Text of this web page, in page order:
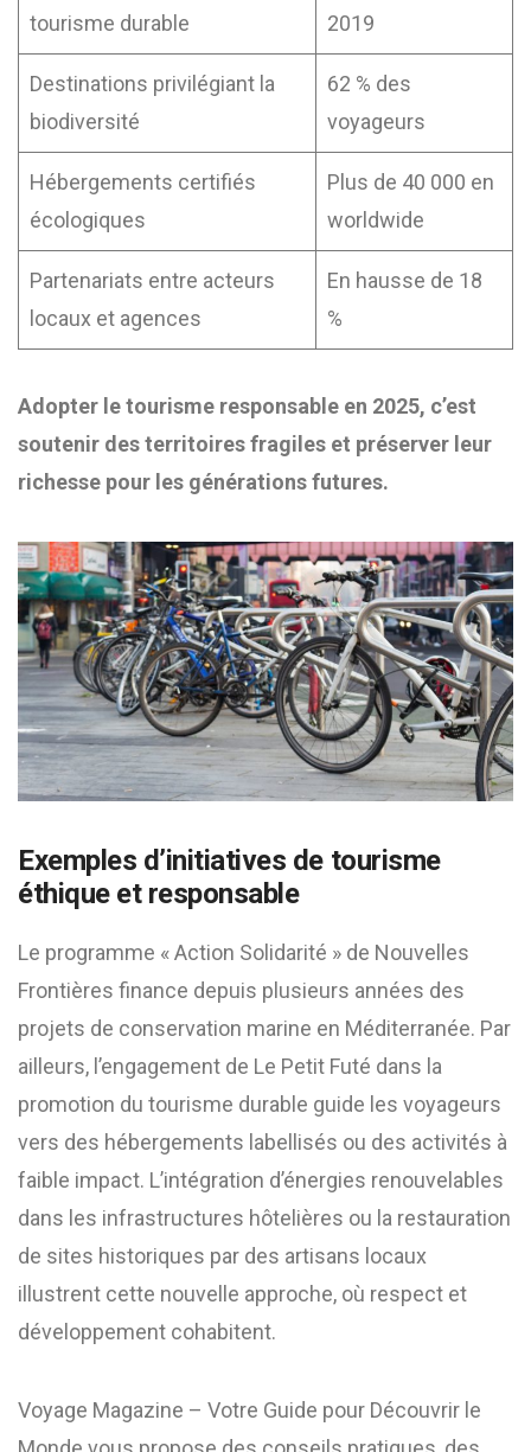
tourisme durable
2019
Destinations privilégiant la
biodiversité
62 % des
voyageurs
Hébergements certifiés
écologiques
Plus de 40 000 en
worldwide
Partenariats entre acteurs
locaux et agences
En hausse de 18
%
Adopter le tourisme responsable en 2025, c’est
soutenir des territoires fragiles et préserver leur
richesse pour les générations futures.
Exemples d’initiatives de tourisme
éthique et responsable
Le programme « Action Solidarité » de Nouvelles
Frontières finance depuis plusieurs années des
projets de conservation marine en Méditerranée. Par
ailleurs, l’engagement de Le Petit Futé dans la
promotion du tourisme durable guide les voyageurs
vers des hébergements labellisés ou des activités à
faible impact. L’intégration d’énergies renouvelables
dans les infrastructures hôtelières ou la restauration
de sites historiques par des artisans locaux
illustrent cette nouvelle approche, où respect et
développement cohabitent.
Voyage Magazine – Votre Guide pour Découvrir le